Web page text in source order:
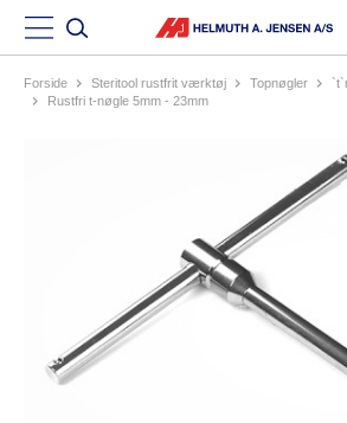
Forside steritool rustfrit værktøj topnøgler
rustfri t-nøgle 5mm - 23mm